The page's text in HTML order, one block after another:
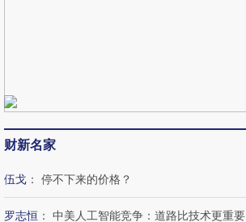
财新名家
伍戈 ： 停不下来的价格？
罗志恒 ： 中美人工智能竞争：道路比技术更重要